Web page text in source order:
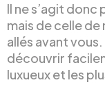
Il ne s’agit
mais de celle
allés avant
découvrir
luxueux et les